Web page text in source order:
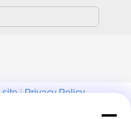
sito|Privacy Policy